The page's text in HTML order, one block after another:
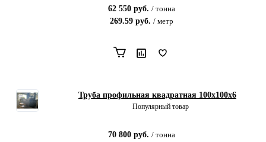
62 550руб. / тонна
269.59руб. / метр
Труба профильная квадратная 100х100x6
Популярный товар
70 800руб. / тонна